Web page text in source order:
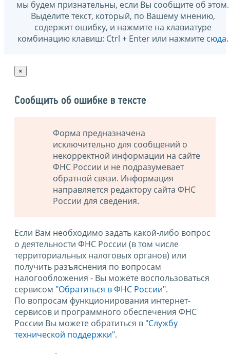
мы будем признательны, если Вы сообщите об этом.
Выделите текст, который, по Вашему мнению,
содержит ошибку, и нажмите на клавиатуре
комбинацию клавиш: Ctrl + Enter или нажмите сюда.
×
Сообщить об ошибке в тексте
Форма предназначена
исключительно для сообщений о
некорректной информации на сайте
ФНС России и не подразумевает
обратной связи. Информация
направляется редактору сайта ФНС
России для сведения.
Если Вам необходимо задать какой-либо вопрос
о деятельности ФНС России (в том числе
территориальных налоговых органов) или
получить разъяснения по вопросам
налогообложения - Вы можете воспользоваться
сервисом "Обратиться в ФНС России".
По вопросам функционирования интернет-
сервисов и программного обеспечения ФНС
России Вы можете обратиться в "Службу
технической поддержки".